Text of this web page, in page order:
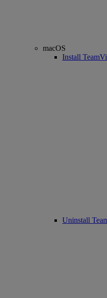
macOS
Install
Uninstall